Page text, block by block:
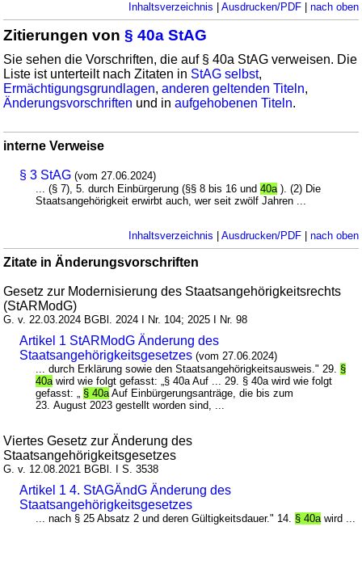
Inhaltsverzeichnis Ausdrucken/PDF| nach oben
Zitierungen von§ 40a StAG
Sie sehen die Vorschriften, die auf § 40a StAG verweisen. Die
Liste ist unterteilt nach Zitaten in StAG selbst,
Ermächtigungsgrundlagen,anderen geltenden Titeln,
Änderungsvorschriften und inaufgehobenen Titeln.
interne Verweise
§ 3 StAG (vom 27.06.2024)
... (§ 7), 5. durch Einbürgerung (§§ 8 bis 16 und40a). (2) Die
Staatsangehörigkeit erwirbt auch, wer seit zwölf Jahren ...
Inhaltsverzeichnis Ausdrucken/PDF| nach oben
Zitate in Änderungsvorschriften
Gesetz zur Modernisierung des Staatsangehörigkeitsrechts
(StARModG)
G. v. 22.03.2024 BGBl. 2024 I Nr. 104; 2025 I Nr. 98
Artikel 1 StARModG Änderung des
Staatsangehörigkeitsgesetzes (vom 27.06.2024)
... durch Erklärung sowie den Staatsangehörigkeitsausweis." 29. §
40awird wie folgt gefasst: „§ 40a Auf ... 29. § 40a wird wie folgt
gefasst: „ § 40aAuf Einbürgerungsanträge, die bis zum
23. August 2023 gestellt worden sind, ...
Viertes Gesetz zur Änderung des
Staatsangehörigkeitsgesetzes
G. v. 12.08.2021 BGBl. I S. 3538
Artikel 1 4. StAGÄndG Änderung des
Staatsangehörigkeitsgesetzes
... nach § 25 Absatz 2 und deren Gültigkeitsdauer." 14. § 40awird ...